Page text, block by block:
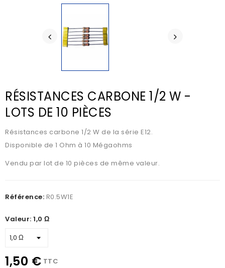
RÉSISTANCES CARBONE 1/2 W -
LOTS DE 10 PIÈCES
Résistances carbone 1/2 W de la série E12.
Disponible de 1 Ohm à 10 Mégaohms
Vendu par lot de 10 pièces de même valeur.
Référence: R0.5W1E
Valeur: 1,0 Ω
1,50 € TTC